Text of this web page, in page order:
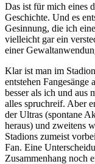
Das ist für mich eines
Geschichte. Und es
Gesinnung, die ich
vielleicht gar ein
einer
Klar ist man im
entstehen Fangesänge
besser als ich und aus
alles spruchreif. Aber
der Ultras (spontane
heraus) und zweitens
Stadions zumeist
Fan. Eine
Zusammenhang noch